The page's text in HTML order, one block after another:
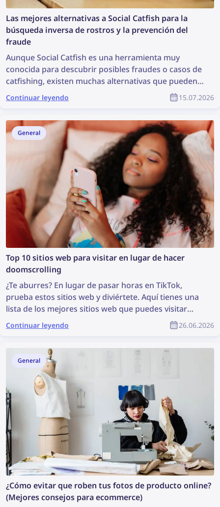
Las mejores alternativas a Social Catfish para la
búsqueda inversa de rostros y la prevención del
fraude
Aunque Social Catfish es una herramienta muy
conocida para descubrir posibles fraudes o casos de
catfishing, existen muchas alternativas que pueden
ser incluso más eficaces. Descubre las mejores
alternativas a Social Catfish para la búsqueda inversa
Continuar leyendo 15.07.2026
General
Top 10 sitios web para visitar en lugar de hacer
doomscrolling
¿Te aburres? En lugar de pasar horas en TikTok,
prueba estos sitios web y diviértete. Aquí tienes una
lista de los mejores sitios web que puedes visitar
cuando estás aburrido: desde juegos divertidos
hasta exploración web.
Continuar leyendo 26.06.2026
General
¿Cómo evitar que roben tus fotos de producto online?
(Mejores consejos para ecommerce)